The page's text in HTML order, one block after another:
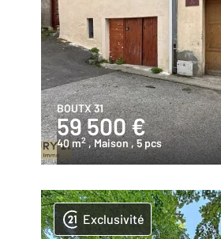
BOUTX 31
59 500 €
40 m2 , Maison , 5 pcs
Exclusivité